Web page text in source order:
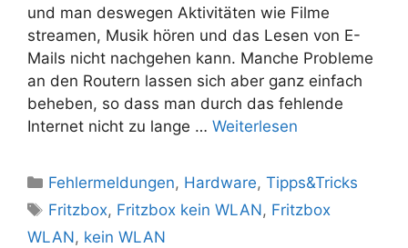
und man deswegen Aktivitäten wie Filme
streamen, Musik hören und das Lesen von E-
Mails nicht nachgehen kann. Manche Probleme
an den Routern lassen sich aber ganz einfach
beheben, so dass man durch das fehlende
Internet nicht zu lange … Weiterlesen
Kategorien
Fehlermeldungen, Hardware,Tipps&Tricks
Schlagwörter
Fritzbox, Fritzbox kein WLAN, Fritzbox
WLAN, kein WLAN